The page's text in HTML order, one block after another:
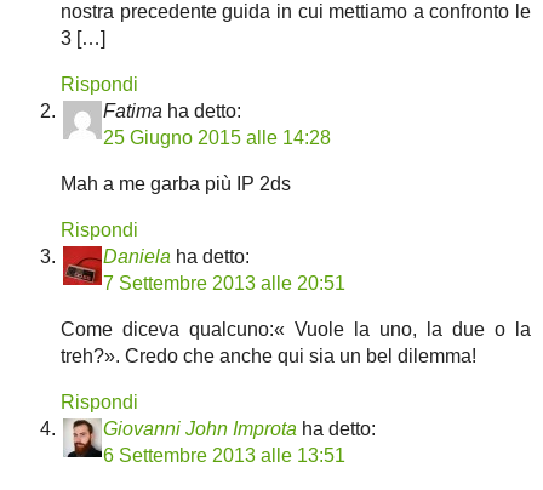
nostra precedente guida in cui mettiamo a confronto le
3 […]
Rispondi
Fatima ha detto:
25 Giugno 2015 alle 14:28
Mah a me garba più IP 2ds
Rispondi
Daniela ha detto:
7 Settembre 2013 alle 20:51
Come diceva qualcuno:« Vuole la uno, la due o la
treh?». Credo che anche qui sia un bel dilemma!
Rispondi
Giovanni John Improta ha detto:
6 Settembre 2013 alle 13:51